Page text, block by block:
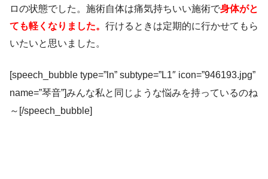
ロの状態でした。施術自体は痛気持ちいい施術で身体がと
ても軽くなりました。 行けるときは定期的に行かせてもら
いたいと思いました。
[speech_bubble type=”ln” subtype=”L1″ icon=”946193.jpg”
name=”琴音”]みんな私と同じような悩みを持っているのね
～[/speech_bubble]